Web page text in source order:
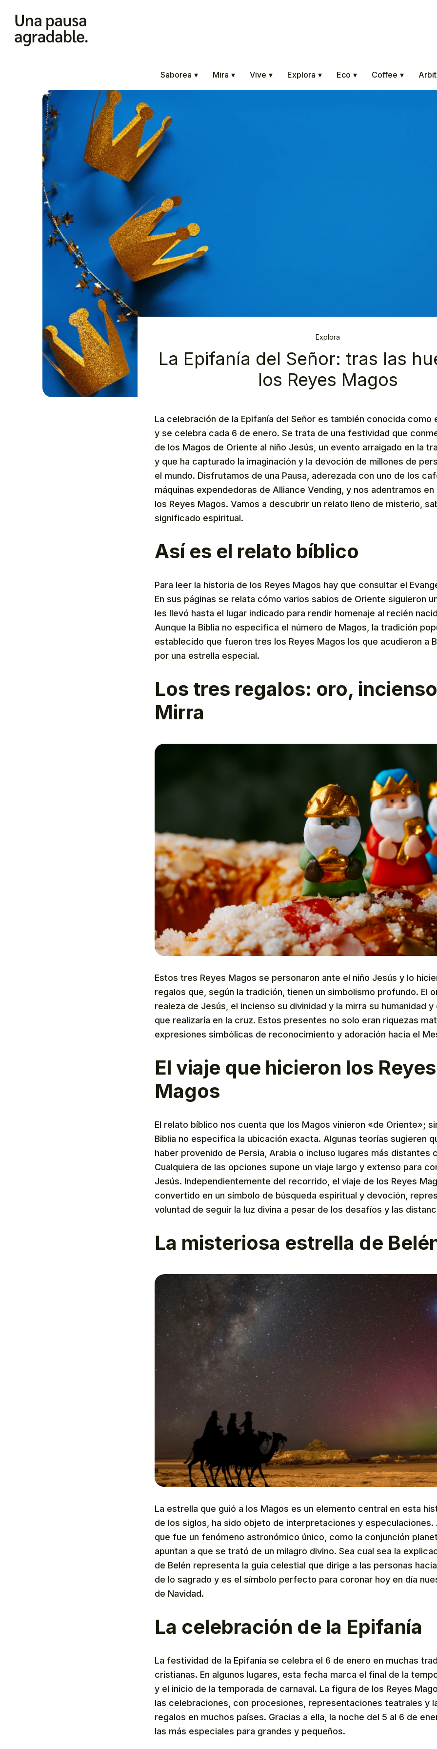
Saborea ▾ Mira ▾ Vive ▾ Explora ▾ Eco ▾ Coffee ▾
Explora
La Epifanía del Señor: tras las
los Reyes Magos
La celebración de la Epifanía del Señor es también conocida como
y se celebra cada 6 de enero. Se trata de una festividad que
de los Magos de Oriente al niño Jesús, un evento arraigado en la
y que ha capturado la imaginación y la devoción de millones de
el mundo. Disfrutamos de una Pausa, aderezada con uno de los
máquinas expendedoras de Alliance Vending, y nos adentramos
los Reyes Magos. Vamos a descubrir un relato lleno de misterio,
significado espiritual.
Así es el relato bíblico
Para leer la historia de los Reyes Magos hay que consultar el
En sus páginas se relata cómo varios sabios de Oriente siguieron
les llevó hasta el lugar indicado para rendir homenaje al recién
Aunque la Biblia no especifica el número de Magos, la tradición
establecido que fueron tres los Reyes Magos los que acudieron a
por una estrella especial.
Los tres regalos: oro,
Mirra
Estos tres Reyes Magos se personaron ante el niño Jesús y lo
regalos que, según la tradición, tienen un simbolismo profundo. El
realeza de Jesús, el incienso su divinidad y la mirra su humanidad
que realizaría en la cruz. Estos presentes no solo eran riquezas
expresiones simbólicas de reconocimiento y adoración hacia el
El viaje que hicieron los Reyes
Magos
El relato bíblico nos cuenta que los Magos vinieron «de Oriente»;
Biblia no especifica la ubicación exacta. Algunas teorías sugieren
haber provenido de Persia, Arabia o incluso lugares más distantes
Cualquiera de las opciones supone un viaje largo y extenso para
Jesús. Independientemente del recorrido, el viaje de los Reyes
convertido en un símbolo de búsqueda espiritual y devoción,
voluntad de seguir la luz divina a pesar de los desafíos y las
La misteriosa estrella de
La estrella que guió a los Magos es un elemento central en esta
de los siglos, ha sido objeto de interpretaciones y especulaciones.
que fue un fenómeno astronómico único, como la conjunción
apuntan a que se trató de un milagro divino. Sea cual sea la
de Belén representa la guía celestial que dirige a las personas
de lo sagrado y es el símbolo perfecto para coronar hoy en día
de Navidad.
La celebración de la Epifanía
La festividad de la Epifanía se celebra el 6 de enero en muchas
cristianas. En algunos lugares, esta fecha marca el final de la
y el inicio de la temporada de carnaval. La figura de los Reyes
las celebraciones, con procesiones, representaciones teatrales y
regalos en muchos países. Gracias a ella, la noche del 5 al 6 de
las más especiales para grandes y pequeños.